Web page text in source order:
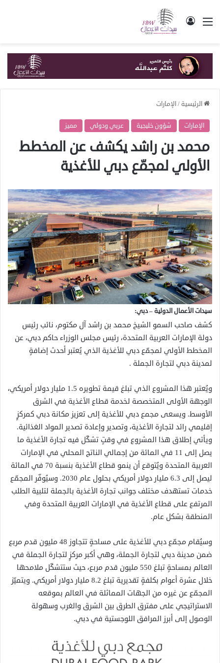
القائمة تسجيل الدخول
الرئيسية/الإمارات
الإمارات شؤون خليجية عربي ودولي مميز
محمد بن راشد يكشف عن المخطط
الأولي لمجمّع دبي للأغذية
سيدات الأعمال الدولية – دبي:
كشف صاحب السمو الشيخ محمد بن راشد آل مكتوم، نائب رئيس
دولة الإمارات العربية المتحدة، رئيس مجلس الوزراء حاكم دبي، عن
المخطط الأولي لمجمّع دبي للأغذية الذي يُعتبر أحدث إضافةٍ
لمدينة دبي لتجارة الجملة .
ويُعتبر هذا المشروع الذي تبلغ قيمة تطويره 1.5 مليار دولار أمريكي،
الوجهة الأولى المتخصصة لخدمة قطاع الأغذية في الشرق
الأوسط. ويسعى مجمع دبي للأغذية إلى تعزيز مكانة دبي كمركزٍ
إقليمي رائد لتجارة الأغذية، وتصدير وإعادة تصدير المواد الغذائية.
ويأتي إطلاق هذا المشروع في وقتٍ تشكّل فيه تجارة الأغذية ما
يصل إلى 11 في المائة من إجمالي الناتج المحلي في الإمارات
العربية المتحدة ويُتوقع أن ينمو قطاع الأغذية بنسبة 70 في المائة
ليصل إلى 6.3 مليار دولار أمريكي بحلول عام 2030. وسيُوفّر المجمّع
خدمات تستهدف مختلف جوانب تجارة الأغذية بالجملة لتلبية الطلب
المرتفع على قطاع الأغذية في الإمارات العربية المتحدة وفي
المنطقة بشكل عام.
وسيُقام مجمّع دبي للأغذية على مساحةٍ تتجاوز 48 مليون قدم مربع
ضمن مدينة دبي لتجارة الجملة، وهي أكبر مركزٍ لتجارة الجملة في
العالم بمساحةٍ تبلغ 550 مليون قدم مربع، حيث ستتشكّل ملامحها
خلال عشرة أعوام بكلفةٍ تقديرية تبلغ 8.2 مليار دولار أمريكي. ويتميّز
المجمّع عن غيره من الجهات المماثلة في العالم بموقعه
الاستراتيجي على مفترق الطرق بين الشرق والغرب وسهولة
الوصول إلى أبرز المرافق اللوجستية في دبي.